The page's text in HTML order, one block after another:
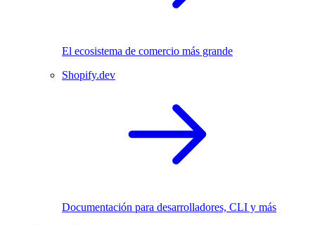
El ecosistema de comercio más grande
Shopify.dev
Documentación para desarrolladores, CLI y más